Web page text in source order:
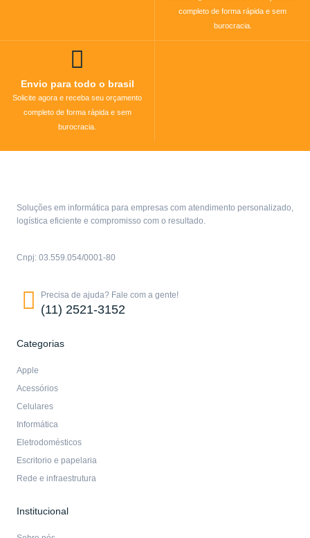
completo de forma rápida e sem
burocracia.
Envio para todo o brasil
Solicite agora e receba seu orçamento
completo de forma rápida e sem
burocracia.
Soluções em informática para empresas com atendimento personalizado,
logística eficiente e compromisso com o resultado.
Cnpj: 03.559.054/0001-80
Precisa de ajuda? Fale com a gente!
(11) 2521-3152
Categorias
Apple
Acessórios
Celulares
Informática
Eletrodomésticos
Escritorio e papelaria
Rede e infraestrutura
Institucional